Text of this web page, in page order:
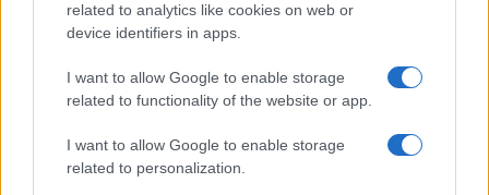
related to analytics like cookies on web or
device identifiers in apps.
I want to allow Google to enable storage
related to functionality of the website or app.
I want to allow Google to enable storage
related to personalization.
Fare il bagno dopo pranzo: quando è sicuro e quando
ALIMENTAZIONE
Brooklyn Beckham e la ricetta controversa con
l’acqua di mare